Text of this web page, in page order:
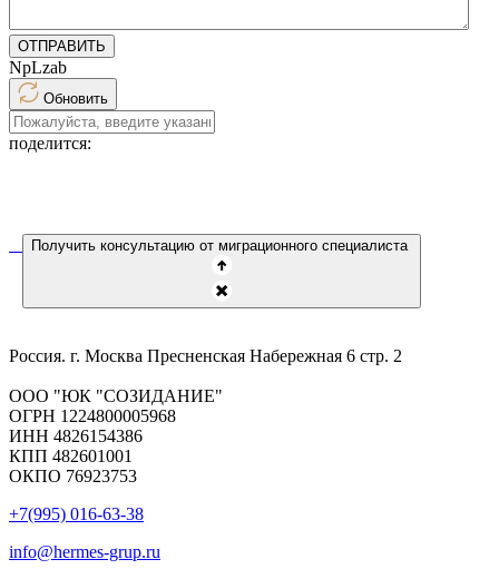
ОТПРАВИТЬ
NpLzab
Обновить
поделится:
Получить консультацию от миграционного специалиста
Россия. г. Москва Пресненская Набережная 6 стр. 2
ООО "ЮК "СОЗИДАНИЕ"
ОГРН 1224800005968
ИНН 4826154386
КПП 482601001
ОКПО 76923753
+7(995) 016-63-38
info@hermes-grup.ru